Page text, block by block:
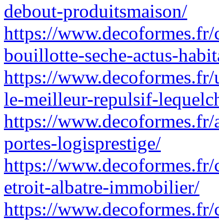
debout-produitsmaison/
https://
bouillotte-seche-actus-
https://
le-meilleur-repulsif-
https://
portes-logisprestige/
https://
etroit-albatre-immobilier/
https://www.decoformes.fr/